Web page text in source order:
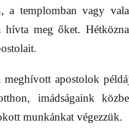
a templomban vagy
hívta meg őket.
meghívott apostolok
imádságaink
munkánkat végezzük.